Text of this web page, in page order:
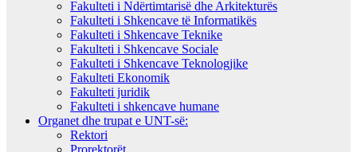
Fakulteti i Ndërtimtarisë dhe Arkitekturës
Fakulteti i Shkencave të Informatikës
Fakulteti i Shkencave Teknike
Fakulteti i Shkencave Sociale
Fakulteti i Shkencave Teknologjike
Fakulteti Ekonomik
Fakulteti juridik
Fakulteti i shkencave humane
Organet dhe trupat e UNT-së:
Rektori
Prorektorët